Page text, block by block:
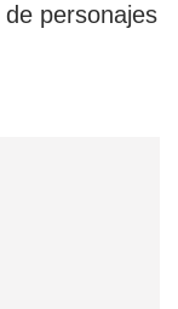
de personajes